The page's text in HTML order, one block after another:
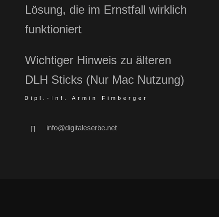
Lösung, die im Ernstfall wirklich
funktioniert
Wichtiger Hinweis zu älteren
DLH Sticks (Nur Mac Nutzung)
Dipl.-Inf. Armin Fimberger
info@digitaleserbe.net